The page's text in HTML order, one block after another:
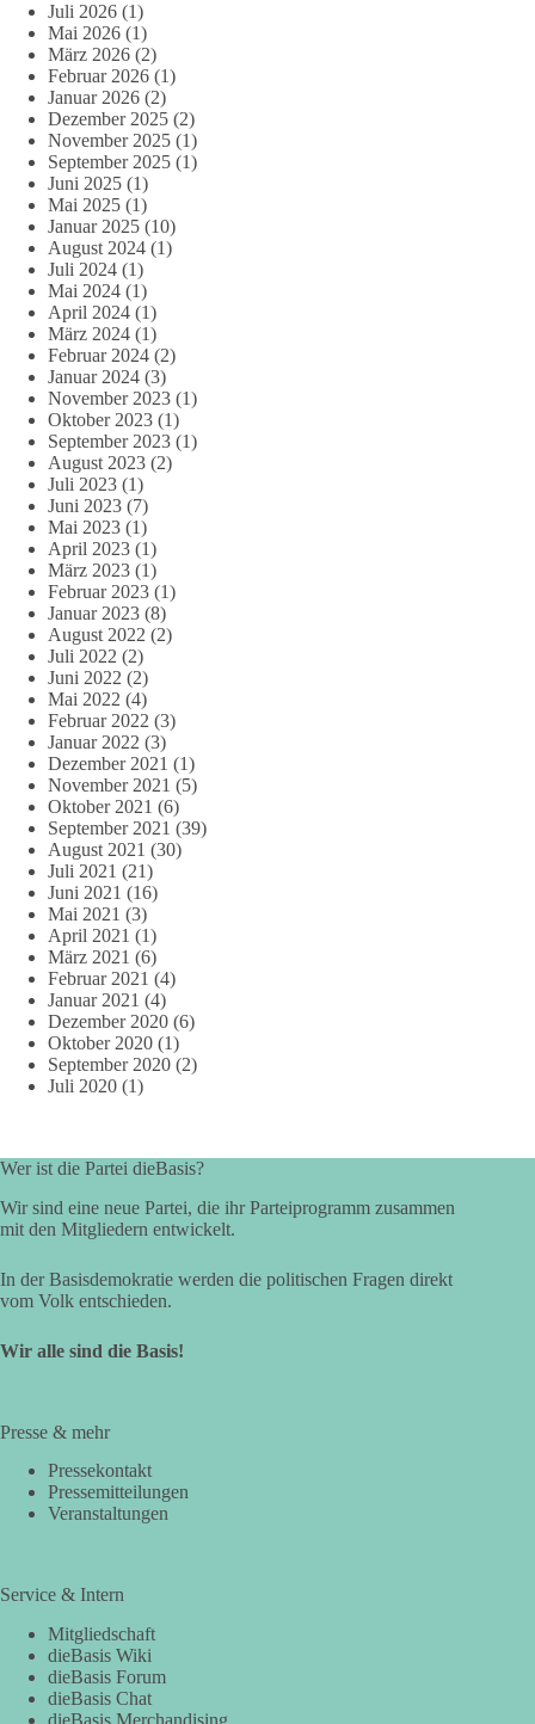
Juli 2026 (1)
Mai 2026 (1)
März 2026 (2)
Februar 2026 (1)
Januar 2026 (2)
Dezember 2025 (2)
November 2025 (1)
September 2025 (1)
Juni 2025 (1)
Mai 2025 (1)
Januar 2025 (10)
August 2024 (1)
Juli 2024 (1)
Mai 2024 (1)
April 2024 (1)
März 2024 (1)
Februar 2024 (2)
Januar 2024 (3)
November 2023 (1)
Oktober 2023 (1)
September 2023 (1)
August 2023 (2)
Juli 2023 (1)
Juni 2023 (7)
Mai 2023 (1)
April 2023 (1)
März 2023 (1)
Februar 2023 (1)
Januar 2023 (8)
August 2022 (2)
Juli 2022 (2)
Juni 2022 (2)
Mai 2022 (4)
Februar 2022 (3)
Januar 2022 (3)
Dezember 2021 (1)
November 2021 (5)
Oktober 2021 (6)
September 2021 (39)
August 2021 (30)
Juli 2021 (21)
Juni 2021 (16)
Mai 2021 (3)
April 2021 (1)
März 2021 (6)
Februar 2021 (4)
Januar 2021 (4)
Dezember 2020 (6)
Oktober 2020 (1)
September 2020 (2)
Juli 2020 (1)
Wer ist die Partei dieBasis?
Wir sind eine neue Partei, die ihr Parteiprogramm zusammen
mit den Mitgliedern entwickelt.
In der Basisdemokratie werden die politischen Fragen direkt
vom Volk entschieden.
Wir alle sind die Basis!
Presse & mehr
Pressekontakt
Pressemitteilungen
Veranstaltungen
Service & Intern
Mitgliedschaft
dieBasis Wiki
dieBasis Forum
dieBasis Chat